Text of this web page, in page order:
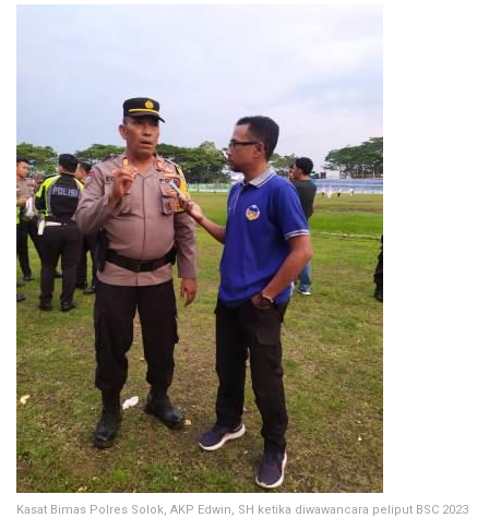
Kasat Bimas Polres Solok, AKP Edwin, SH ketika diwawancara peliput BSC 2023